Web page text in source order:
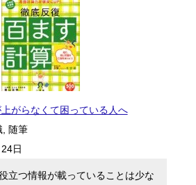
がらなくて困っている人へ
, 随筆
日
立つ情報が載っていることは少な